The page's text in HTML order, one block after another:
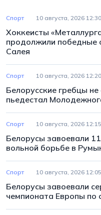
Спорт 10 августа, 2026 12:30
Хоккеисты
продолжили победные
Салея
Спорт 10 августа, 2026 12:20
Белорусские гребцы
пьедестал
Спорт 10 августа, 2026 12:15
Белорусы завоевали
вольной борьбе в
Спорт 10 августа, 2026 12:05
Белорусы завоевали
чемпионата Европы по